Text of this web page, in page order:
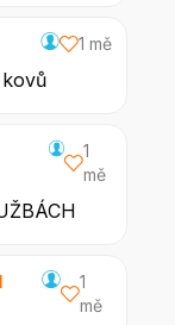
1 mě
1
mě
1
mě